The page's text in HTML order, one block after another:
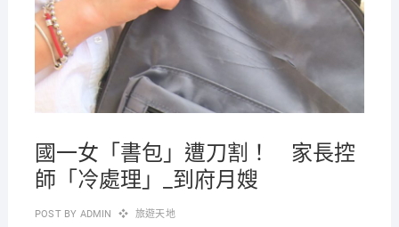
國一女「書包」遭刀割！ 家長控
師「冷處理」_到府月嫂
POST BY ADMIN 旅遊天地